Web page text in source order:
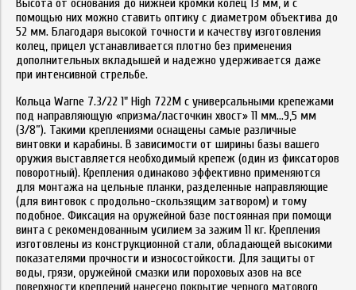
Высота от основания до нижней кромки колец 13 мм, и с
помощью них можно ставить оптику с диаметром объектива до
52 мм. Благодаря высокой точности и качеству изготовления
колец, прицел устанавливается плотно без применения
дополнительных вкладышей и надежно удерживается даже
при интенсивной стрельбе.
Кольца Warne 7.3/22 1" High 722M с универсальными крепежами
под направляющую «призма/ласточкин хвост» 11 мм...9,5 мм
(3/8”). Такими креплениями оснащены самые различные
винтовки и карабины. В зависимости от ширины базы вашего
оружия выставляется необходимый крепеж (один из фиксаторов
поворотный). Крепления одинаково эффективно применяются
для монтажа на цельные планки, разделенные направляющие
(для винтовок с продольно-скользящим затвором) и тому
подобное. Фиксация на оружейной базе постоянная при помощи
винта с рекомендованным усилием за зажим 11 кг. Крепления
изготовлены из конструкционной стали, обладающей высокими
показателями прочности и износостойкости. Для защиты от
воды, грязи, оружейной смазки или пороховых азов на все
поверхности креплений нанесено покрытие черного матового